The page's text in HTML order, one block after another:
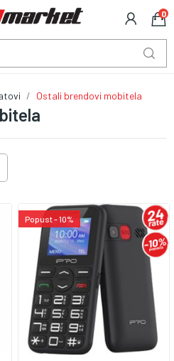
0
Ostali brendovi mobitela
Popust - 10%